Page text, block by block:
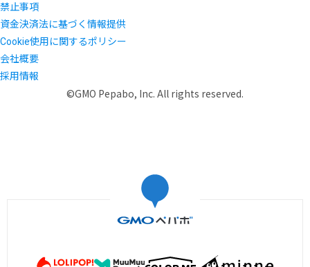
禁止事項
資金決済法に基づく情報提供
Cookie使用に関するポリシー
会社概要
採用情報
©GMO Pepabo, Inc. All rights reserved.